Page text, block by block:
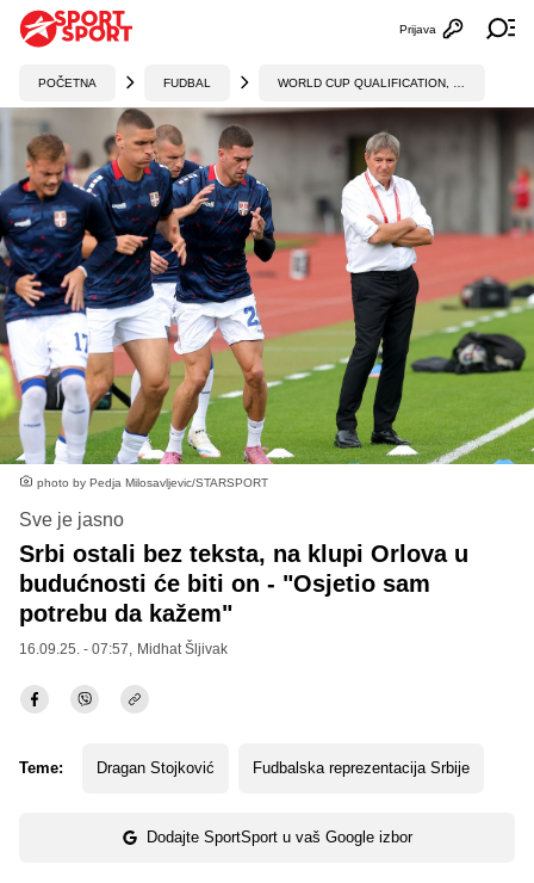
Otvori
Prijava
POČETNA FUDBAL
photo by Pedja Milosavljevic/STARSPORT
Sve je jasno
Srbi ostali bez teksta, na klupi Orlova u
budućnosti će biti on - "Osjetio sam
potrebu da kažem"
16.09.25. - 07:57, Midhat Šljivak
Teme: Dragan Stojković Fudbalska reprezentacija Srbije
Dodajte SportSport u vaš Google izbor